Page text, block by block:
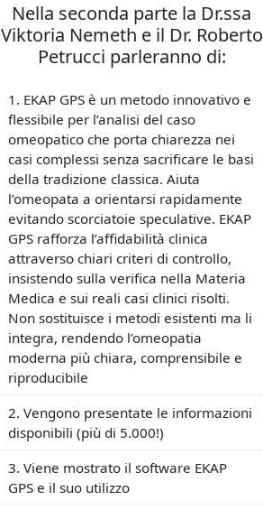
Nella seconda parte la Dr.ssa
Viktoria Nemeth e il Dr. Roberto
Petrucci parleranno di:
EKAP GPS è un metodo innovativo e
flessibile per l’analisi del caso
omeopatico che porta chiarezza nei
casi complessi senza sacrificare le basi
della tradizione classica. Aiuta
l’omeopata a orientarsi rapidamente
evitando scorciatoie speculative. EKAP
GPS rafforza l’affidabilità clinica
attraverso chiari criteri di controllo,
insistendo sulla verifica nella Materia
Medica e sui reali casi clinici risolti.
Non sostituisce i metodi esistenti ma li
integra, rendendo l’omeopatia
moderna più chiara, comprensibile e
riproducibile
Vengono presentate le informazioni
disponibili (più di 5.000!)
Viene mostrato il software EKAP
GPS e il suo utilizzo